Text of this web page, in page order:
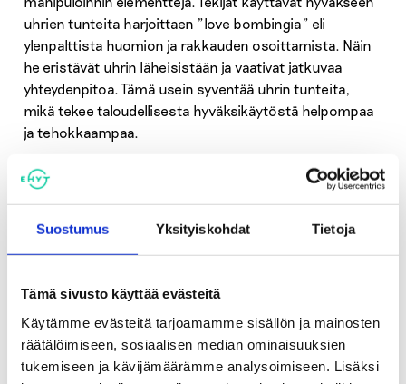
Suostumus Yksityiskohdat Tietoja
Tämä sivusto käyttää evästeitä
Käytämme evästeitä tarjoamamme sisällön ja mainosten
räätälöimiseen, sosiaalisen median ominaisuuksien
tukemiseen ja kävijämäärämme analysoimiseen. Lisäksi
uhrien tunteita harjoittaen ”love bombingia” eli
ylenpalttista huomion ja rakkauden osoittamista. Näin
he eristävät uhrin läheisistään ja vaativat jatkuvaa
yhteydenpitoa. Tämä usein syventää uhrin tunteita,
mikä tekee taloudellisesta hyväksikäytöstä helpompaa
ja tehokkaampaa.
Taloudellisten ongelmien lisäksi uhrille aiheutuu usein
sosiaalisia, terveydellisiä sekä mielenterveydellisiä
ongelmia. Myös hänen läheisensä voivat kokea
luottamuksen menetystä.
Taloudellisen ja digitaalisen
väkivallan risteyskohta